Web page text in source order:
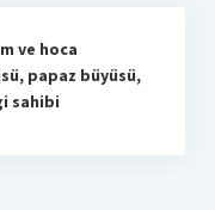
ve hoca
papaz büyüsü,
sahibi